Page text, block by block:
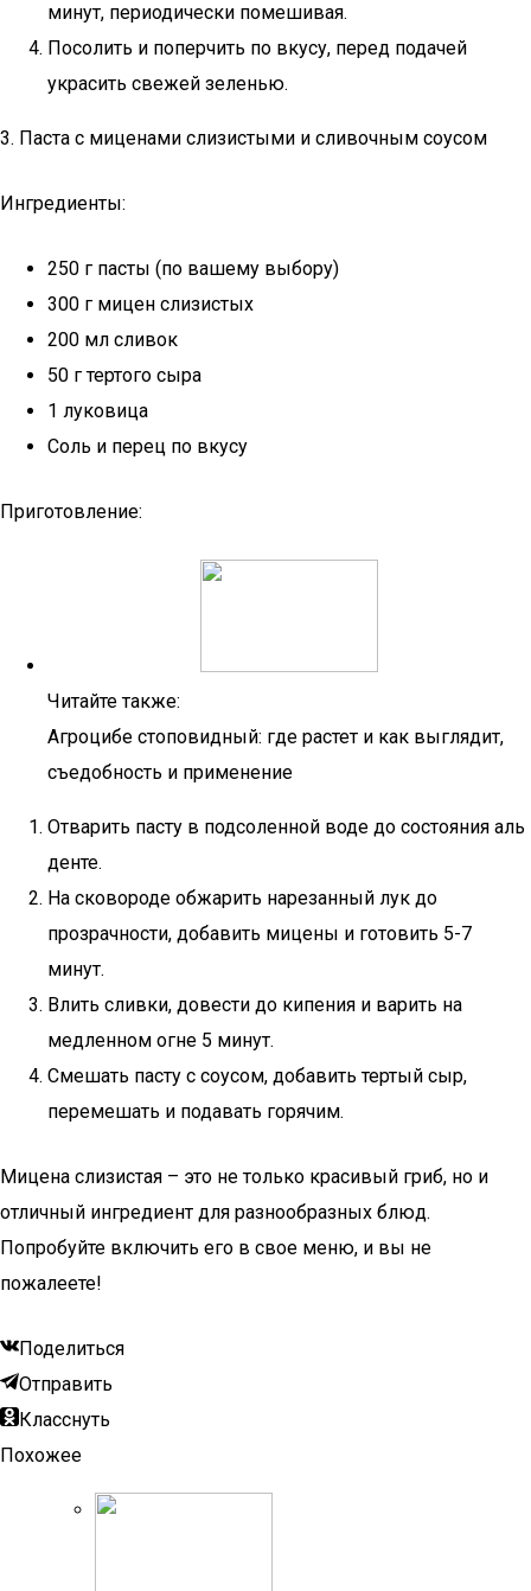
минут, периодически помешивая.
Посолить и поперчить по вкусу, перед подачей
украсить свежей зеленью.
3. Паста с миценами слизистыми и сливочным соусом
Ингредиенты:
250 г пасты (по вашему выбору)
300 г мицен слизистых
200 мл сливок
50 г тертого сыра
1 луковица
Соль и перец по вкусу
Приготовление:
Читайте также:
Агроцибе стоповидный: где растет и как выглядит,
съедобность и применение
Отварить пасту в подсоленной воде до состояния аль
денте.
На сковороде обжарить нарезанный лук до
прозрачности, добавить мицены и готовить 5-7
минут.
Влить сливки, довести до кипения и варить на
медленном огне 5 минут.
Смешать пасту с соусом, добавить тертый сыр,
перемешать и подавать горячим.
Мицена слизистая – это не только красивый гриб, но и
отличный ингредиент для разнообразных блюд.
Попробуйте включить его в свое меню, и вы не
пожалеете!
Поделиться
Отправить
Класснуть
Похожее